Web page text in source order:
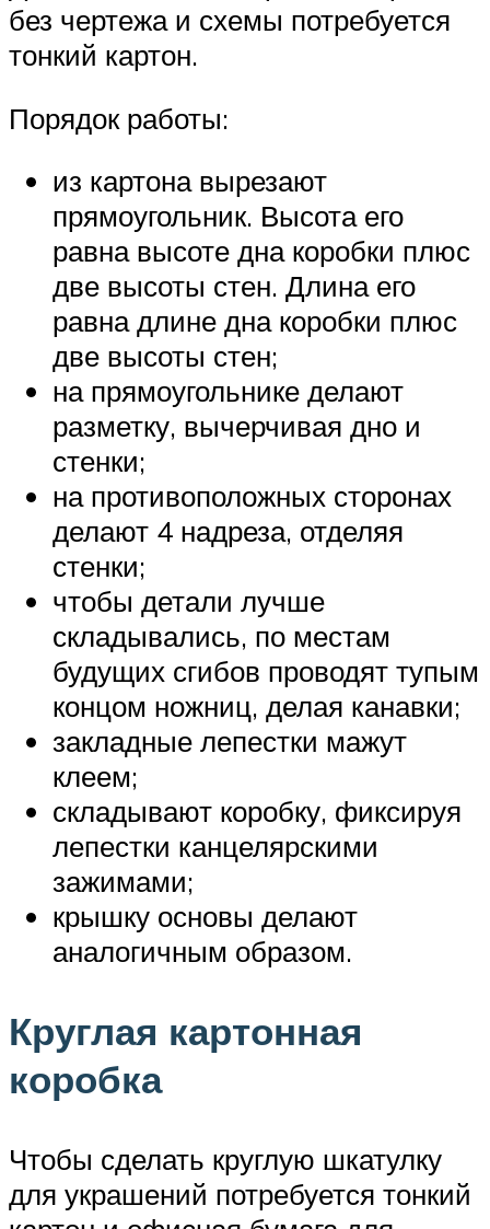
без чертежа и схемы потребуется
тонкий картон.
Порядок работы:
из картона вырезают
прямоугольник. Высота его
равна высоте дна коробки плюс
две высоты стен. Длина его
равна длине дна коробки плюс
две высоты стен;
на прямоугольнике делают
разметку, вычерчивая дно и
стенки;
на противоположных сторонах
делают 4 надреза, отделяя
стенки;
чтобы детали лучше
складывались, по местам
будущих сгибов проводят тупым
концом ножниц, делая канавки;
закладные лепестки мажут
клеем;
складывают коробку, фиксируя
лепестки канцелярскими
зажимами;
крышку основы делают
аналогичным образом.
Круглая картонная
коробка
Чтобы сделать круглую шкатулку
для украшений потребуется тонкий